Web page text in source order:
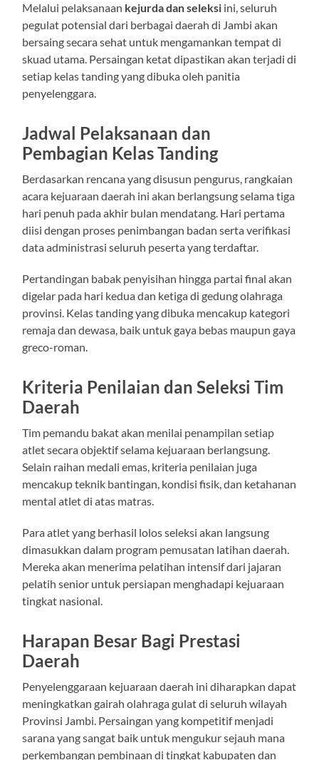
Melalui pelaksanaan kejurda dan seleksi ini, seluruh
pegulat potensial dari berbagai daerah di Jambi akan
bersaing secara sehat untuk mengamankan tempat di
skuad utama. Persaingan ketat dipastikan akan terjadi di
setiap kelas tanding yang dibuka oleh panitia
penyelenggara.
Jadwal Pelaksanaan dan
Pembagian Kelas Tanding
Berdasarkan rencana yang disusun pengurus, rangkaian
acara kejuaraan daerah ini akan berlangsung selama tiga
hari penuh pada akhir bulan mendatang. Hari pertama
diisi dengan proses penimbangan badan serta verifikasi
data administrasi seluruh peserta yang terdaftar.
Pertandingan babak penyisihan hingga partai final akan
digelar pada hari kedua dan ketiga di gedung olahraga
provinsi. Kelas tanding yang dibuka mencakup kategori
remaja dan dewasa, baik untuk gaya bebas maupun gaya
greco-roman.
Kriteria Penilaian dan Seleksi Tim
Daerah
Tim pemandu bakat akan menilai penampilan setiap
atlet secara objektif selama kejuaraan berlangsung.
Selain raihan medali emas, kriteria penilaian juga
mencakup teknik bantingan, kondisi fisik, dan ketahanan
mental atlet di atas matras.
Para atlet yang berhasil lolos seleksi akan langsung
dimasukkan dalam program pemusatan latihan daerah.
Mereka akan menerima pelatihan intensif dari jajaran
pelatih senior untuk persiapan menghadapi kejuaraan
tingkat nasional.
Harapan Besar Bagi Prestasi
Daerah
Penyelenggaraan kejuaraan daerah ini diharapkan dapat
meningkatkan gairah olahraga gulat di seluruh wilayah
Provinsi Jambi. Persaingan yang kompetitif menjadi
sarana yang sangat baik untuk mengukur sejauh mana
perkembangan pembinaan di tingkat kabupaten dan